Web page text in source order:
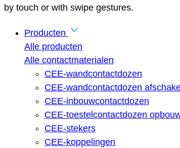
by touch or with swipe gestures.
Producten
Alle producten
Alle contactmaterialen
CEE-wandcontactdozen
CEE-wandcontactdozen
CEE-inbouwcontactdozen
CEE-toestelcontactdozen
CEE-stekers
CEE-koppelingen